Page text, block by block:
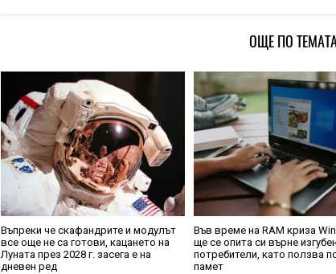
ОЩЕ ПО
Въпреки че скафандрите и модулът
все още не са готови, кацането на
Луната през 2028 г. засега е на
дневен ред
Във време на RAM криза
ще се опита си върне
потребители, като ползва
памет